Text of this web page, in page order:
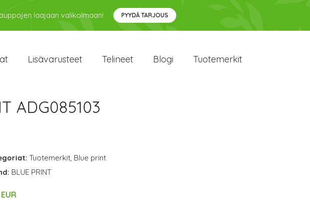
laajaan valikoimaan! PYYDÄ TARJOUS
Lisävarusteet Telineet Blogi Tuotemerkit
ADG085103
Tuotemerkit, Blue print
BLUE PRINT